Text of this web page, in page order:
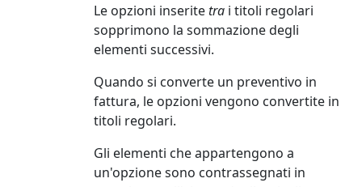
Le opzioni inseritetra i titoli regolari
sopprimono la sommazione degli
elementi successivi.
Quando si converte un preventivo in
fattura, le opzioni vengono convertite in
titoli regolari.
Gli elementi che appartengono a
un'opzione sono contrassegnati in